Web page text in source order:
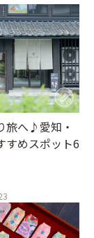
旅へ♪愛知・
すめスポット6